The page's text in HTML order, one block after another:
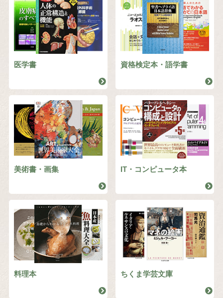
医学書 資格検定本・語学書
美術書・画集 IT・コンピュータ本
料理本 ちくま学芸文庫